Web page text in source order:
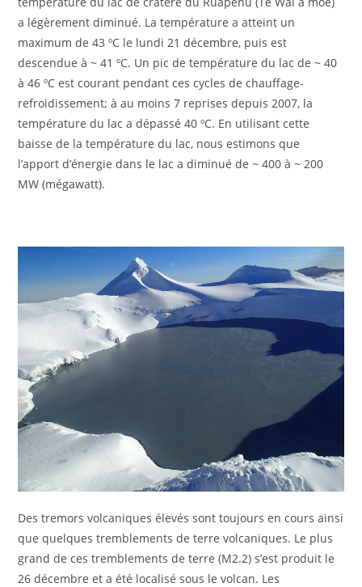
a légèrement diminué. La température a atteint un
maximum de 43 ºC le lundi 21 décembre, puis est
descendue à ~ 41 ºC. Un pic de température du lac de ~ 40
à 46 ºC est courant pendant ces cycles de chauffage-
refroidissement; à au moins 7 reprises depuis 2007, la
température du lac a dépassé 40 ºC. En utilisant cette
baisse de la température du lac, nous estimons que
l’apport d’énergie dans le lac a diminué de ~ 400 à ~ 200
MW (mégawatt).
Des tremors volcaniques élevés sont toujours en cours ainsi
que quelques tremblements de terre volcaniques. Le plus
grand de ces tremblements de terre (M2.2) s’est produit le
26 décembre et a été localisé sous le volcan. Les